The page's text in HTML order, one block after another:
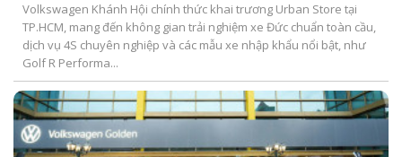
Volkswagen Khánh Hội chính thức khai trương Urban Store tại
TP.HCM, mang đến không gian trải nghiệm xe Đức chuẩn toàn cầu,
dịch vụ 4S chuyên nghiệp và các mẫu xe nhập khẩu nổi bật, như
Golf R Performa...